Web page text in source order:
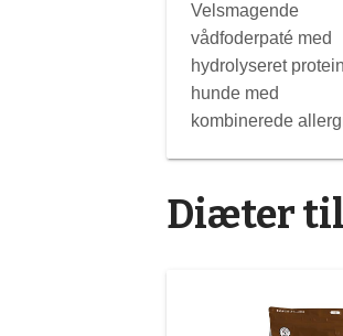
Velsmagende
vådfoderpaté med
hydrolyseret
hunde med
kombinerede
Diæter